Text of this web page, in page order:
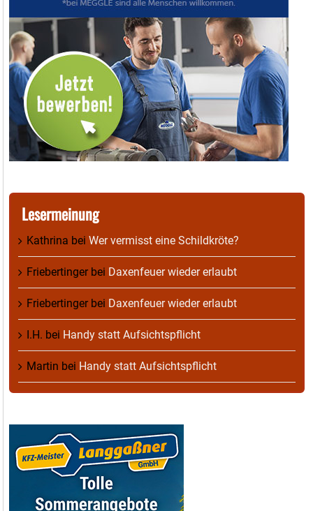
Lesermeinung
Kathrina bei Wer vermisst eine Schildkröte?
Friebertingerbei Daxenfeuer wieder erlaubt
Friebertingerbei Daxenfeuer wieder erlaubt
I.H. bei Handy statt Aufsichtspflicht
Martin bei Handy statt Aufsichtspflicht